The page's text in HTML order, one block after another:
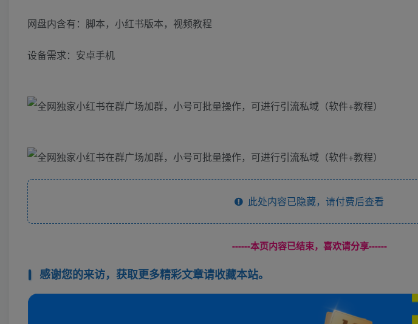
网盘内含有：脚本，小红书版本，视频教程
设备需求：安卓手机
此处内容已隐藏，请付费后查看
------本页内容已结束，喜欢请分享------
感谢您的来访，获取更多精彩文章请收藏本站。